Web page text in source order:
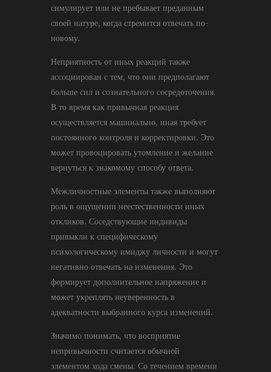
симулирует или не пребывает преданным
своей натуре, когда стремится отвечать по-
новому.
Неприятность от иных реакций также
ассоциирован с тем, что они предполагают
больше сил и сознательного сосредоточения.
В то время как привычная реакция
осуществляется машинально, иная требует
постоянного контроля и корректировки. Это
может провоцировать утомление и желание
вернуться к знакомому способу ответа.
Межличностные элементы также выполняют
роль в ощущении неестественности иных
откликов. Соседствующие индивиды
привыкли к специфическому
психологическому имиджу личности и могут
негативно отвечать на изменения. Это
формирует дополнительное напряжение и
может укреплять неуверенность в
адекватности выбранного курса изменений.
Значимо понимать, что восприятие
непривычности считается обычной
элементом хода смены. Со течением времени